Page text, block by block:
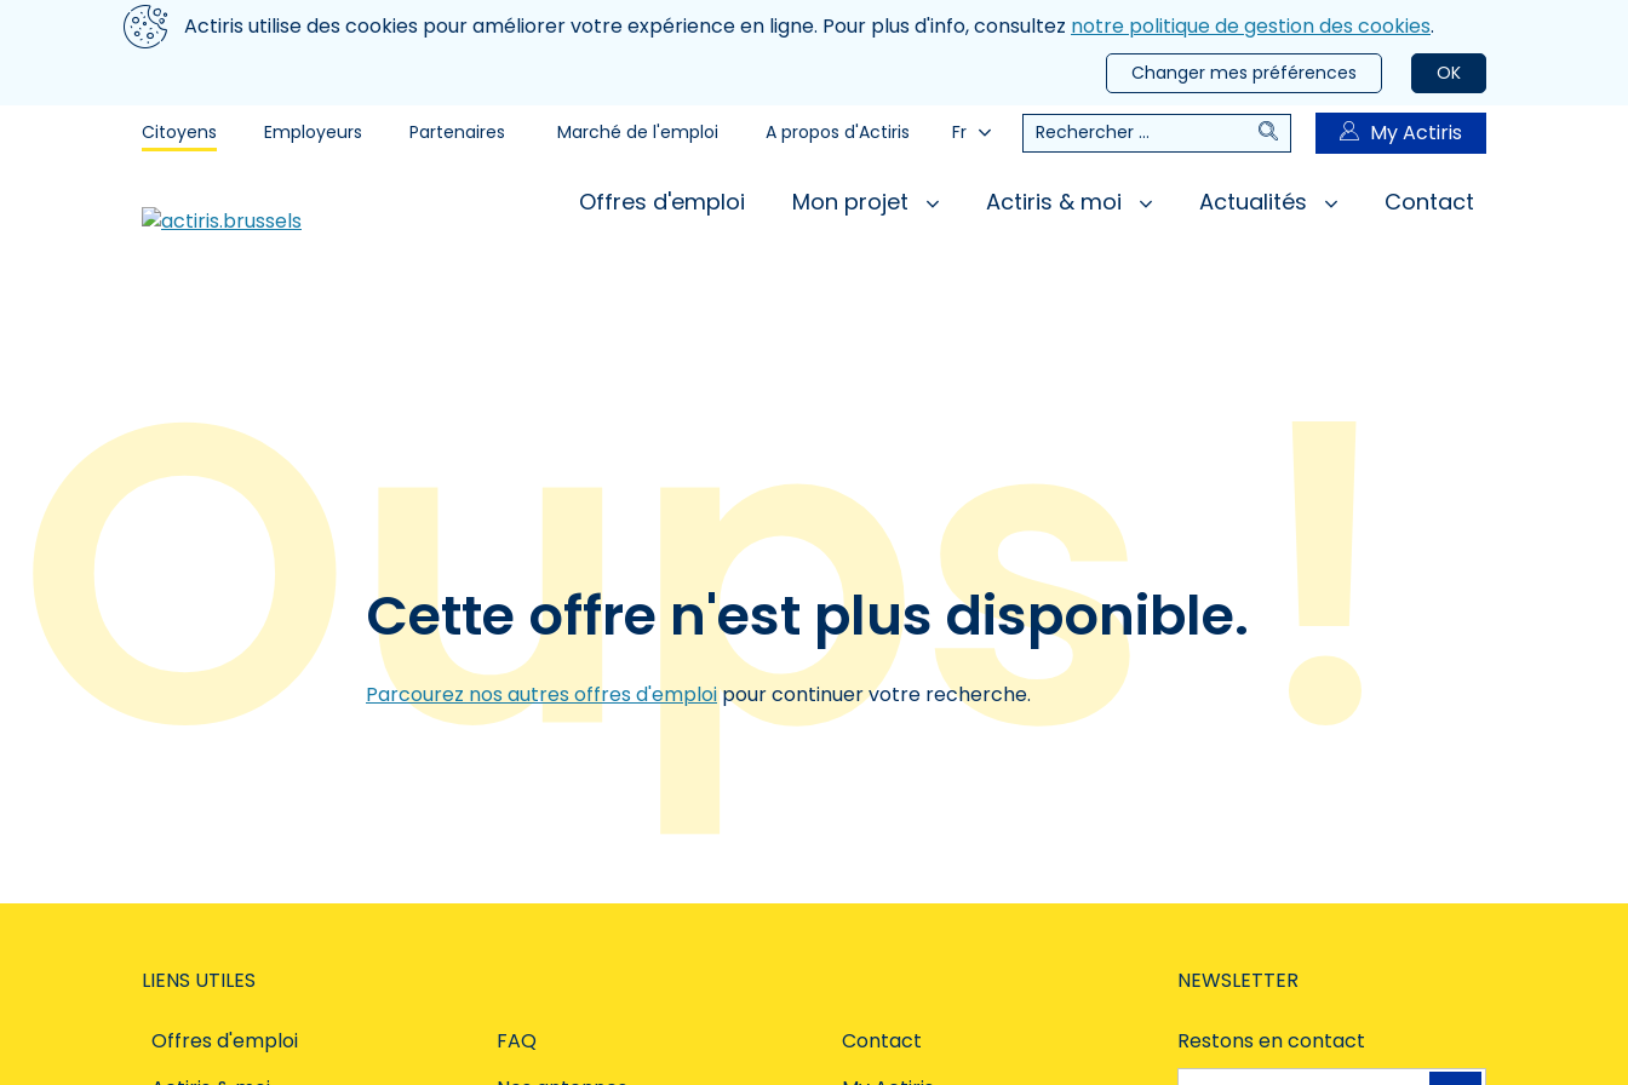
Aller au contenu principal
Nous utilisons des cookiesActiris utilise des cookies pour améliorer votre expérience en ligne. Pour plus d'info, consultez notre politique de gestion des cookies.
OK
Changer mes préférences
Citoyens Employeurs Partenaires Marché de l'emploi A propos d'Actiris Fr Rechercher RechercherMy Actiris
Offres d'emploi Mon projet Actiris & moi Actualités Contact
Cette offre n'est plus disponible.
Parcourez nos autres offres d'emploipour continuer votre recherche.
LIENS UTILES
Offres d'emploi
FAQ
Contact
NEWSLETTER
Restons en contact